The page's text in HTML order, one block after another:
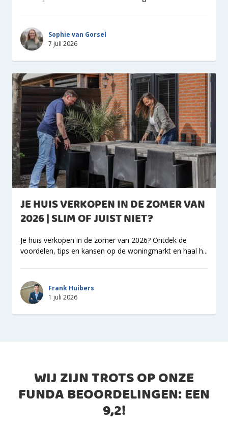
Sophie van Gorsel
7 juli 2026
JE HUIS VERKOPEN IN DE ZOMER VAN
2026 | SLIM OF JUIST NIET?
Je huis verkopen in de zomer van 2026? Ontdek de
voordelen, tips en kansen op de woningmarkt en haal h...
Frank Huibers
1 juli 2026
WIJ ZIJN TROTS OP ONZE
FUNDA BEOORDELINGEN: EEN
9,2!